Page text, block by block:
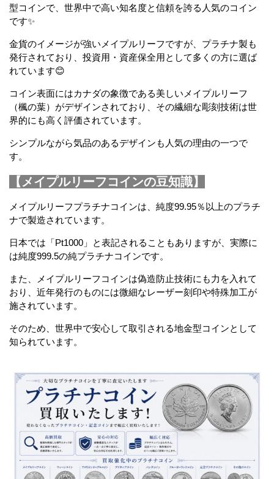
型コインで、世界中で高い知名度と信頼を誇る人気のコイン
です✨
金貨のイメージが強いメイプルリーフですが、プラチナ製も
発行されており、投資用・資産保全用として多くの方に選ば
れています😊
コイン表面にはカナダの象徴である美しいメイプルリーフ
（楓の葉）がデザインされており、その繊細な彫刻技術は世
界的にも高く評価されています。
シンプルながら気品のあるデザインも人気の理由の一つで
す。
【メイプルリーフコインの豆知識】
メイプルリーフプラチナコインは、純度99.95％以上のプラチ
ナで製造されています。
日本では「Pt1000」と表記されることもありますが、実際に
は純度999.5の純プラチナコインです。
また、メイプルリーフコインは偽造防止技術にも力を入れて
おり、近年発行のものには微細なレーザー刻印や特殊加工が
施されています。
そのため、世界中で安心して取引される地金型コインとして
知られています。